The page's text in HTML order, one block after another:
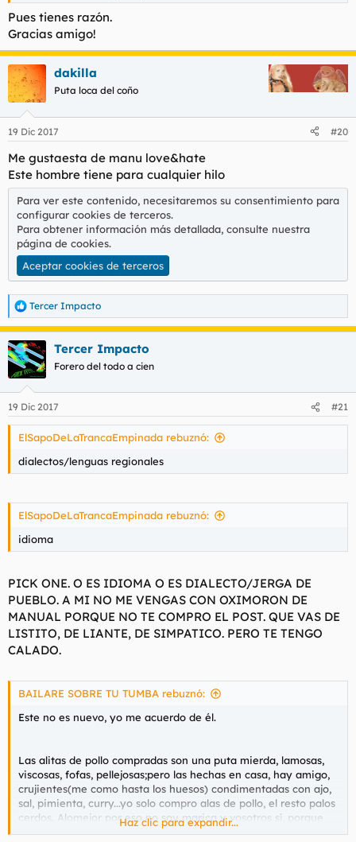
Pues tienes razón.
Gracias amigo!
dakilla
Puta loca del coño
19 Dic 2017 #20
Me gustaesta de manu love&hate
Este hombre tiene para cualquier hilo
Para ver este contenido, necesitaremos su consentimiento para
configurar cookies de terceros.
Para obtener información más detallada, consulte nuestra
página de cookies.
Aceptar cookies de terceros
R
e
a
c
c
i
e
s
Tercer Impacto
Tercer Impacto
Forero del todo a cien
19 Dic 2017 #21
ElSapoDeLaTrancaEmpinada rebuznó:
dialectos/lenguas regionales
ElSapoDeLaTrancaEmpinada rebuznó:
idioma
PICK ONE. O ES IDIOMA O ES DIALECTO/JERGA DE
PUEBLO. A MI NO ME VENGAS CON OXIMORON DE
MANUAL PORQUE NO TE COMPRO EL POST. QUE VAS DE
LISTITO, DE LIANTE, DE SIMPATICO. PERO TE TENGO
CALADO.
BAILARE SOBRE TU TUMBA rebuznó:
Este no es nuevo, yo me acuerdo de él.
Las alitas de pollo compradas son una puta mierda, lamosas,
viscosas, fofas, pellejosas;pero las hechas en casa, hay amigo,
crujientes(me como hasta los huesos) condimentadas con ajo,
sal, pimienta, curry...yo solo compro alas de pollo, el resto palos
cerdos. Alomejor por eso no soy marica y vosotros sí, porque
las alas concentran menos hormonas y estrogenos
Haz clic para expandir...